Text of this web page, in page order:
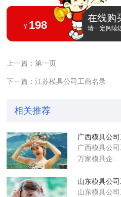
￥ 198
在线购
请一定阅读
上一篇：第一页
下一篇：江苏模具公司工商名录
相关推荐
广西模具公
广西模具公
万家模具企...
山东模具公
山东模具公